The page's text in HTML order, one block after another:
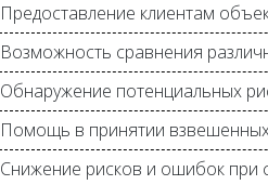
Предоставление клиентам
Возможность сравнения
Обнаружение потенциальных
Помощь в принятии
Снижение рисков и ошибок при